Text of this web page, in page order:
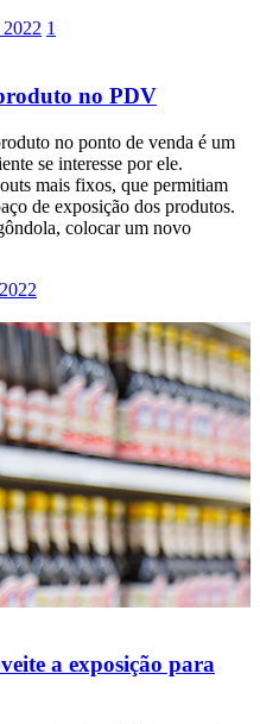
2022 1
no PDV
no ponto de venda é um
se interesse por ele.
mais fixos, que permitiam
de exposição dos produtos.
colocar um novo
a exposição para